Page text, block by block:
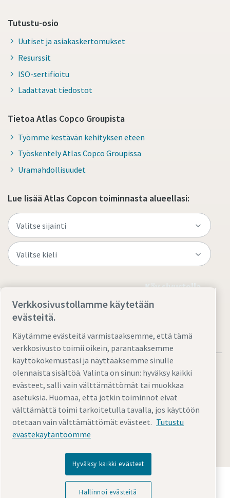
Tutustu-osio
Uutiset ja asiakaskertomukset
Resurssit
ISO-sertifioitu
Ladattavat tiedostot
Tietoa Atlas Copco Groupista
Työmme kestävän kehityksen eteen
Työskentely Atlas Copco Groupissa
Uramahdollisuudet
Lue lisää Atlas Copcon toiminnasta alueellasi:
Käy sivustolla
Oikeudelliset ja tietosuojaa koskevat ilmoitukset
Hallinnoi evästeitäHelppokäyttöinenSivukartta
Tutustu, miten Atlas Copco Group mahdollistaa
teknologian, joka muuttaa tulevaisuuden.
Verkkosivustollamme käytetään
evästeitä.
Käytämme evästeitä varmistaaksemme, että tämä
verkkosivusto toimii oikein, parantaaksemme
käyttökokemustasi ja näyttääksemme sinulle
olennaista sisältöä. Valinta on sinun: hyväksy kaikki
evästeet, salli vain välttämättömät tai muokkaa
asetuksia. Huomaa, että jotkin toiminnot eivät
välttämättä toimi tarkoitetulla tavalla, jos käyttöön
otetaan vain välttämättömät evästeet. Tutustu
evästekäytäntöömme
Hyväksy kaikki evästeet
Hallinnoi evästeitä